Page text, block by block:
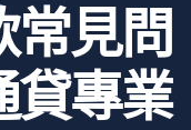
常見問
貸專業